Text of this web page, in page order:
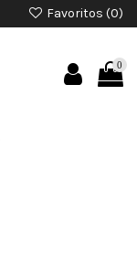
Favoritos (0)
0